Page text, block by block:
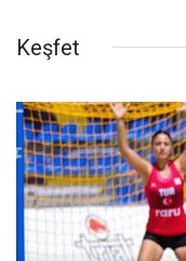
Keşfet